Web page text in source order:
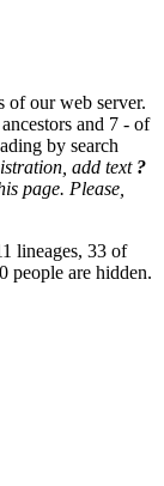
of our web server.
and 7 - of
by search
add text ?
page. Please,
lineages, 33 of
people are hidden.